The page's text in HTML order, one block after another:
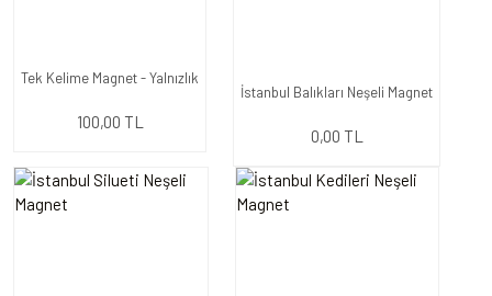
Tek Kelime Magnet - Yalnızlık
100,00 TL
İstanbul Balıkları Neşeli Magnet
0,00 TL